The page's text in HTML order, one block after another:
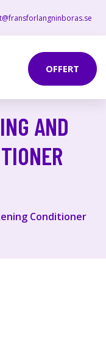
OFFERT
AND
Conditioner